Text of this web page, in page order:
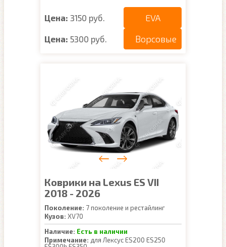
Цена: 3150 руб. EVA
Цена: 5300 руб. Ворсовые
Коврики на Lexus ES VII
2018 - 2026
Поколение: 7 поколение и рестайлинг
Кузов: XV70
Наличие: Есть в наличии
Примечание: для Лексус ES200 ES250